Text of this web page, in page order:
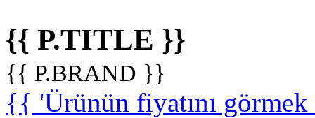
{{ P.TITLE }}
{{ P.BRAND }}
{{ 'Ürünün fiyatını